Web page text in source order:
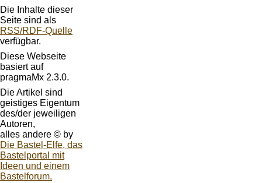
Die Inhalte dieser
Seite sind als
RSS/RDF-Quelle
verfügbar.
Diese Webseite
basiert auf
pragmaMx 2.3.0.
Die Artikel sind
geistiges Eigentum
des/der jeweiligen
Autoren,
alles andere © by
Die Bastel-Elfe, das
Bastelportal mit
Ideen und einem
Bastelforum.